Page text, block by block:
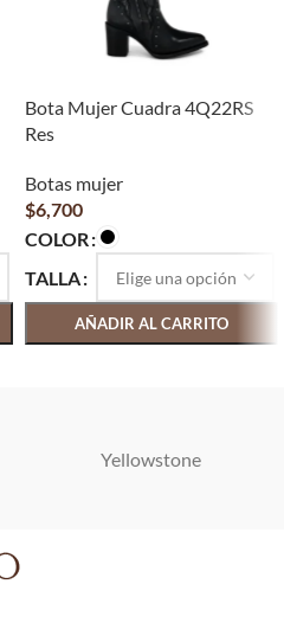
Bota Mujer Cuadra 4Q22RS
Res
Botas mujer
$6,700
COLOR
TALLA
AÑADIR AL CARRITO
Yellowstone